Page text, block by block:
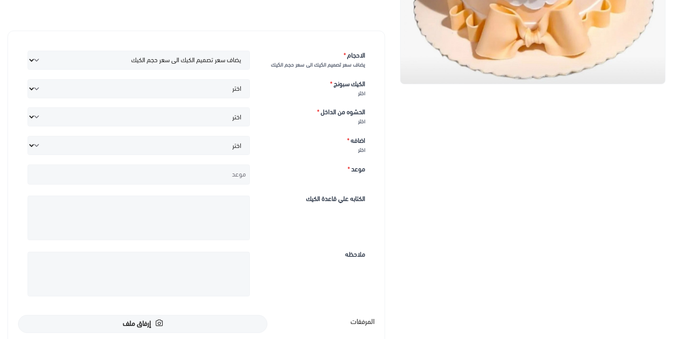
الاحجام*
يضاف سعر تصميم الكيك الى سعر حجم الكيك
الكيك سبونج*
اختر
الحشوه من الداخل*
اختر
اضافه*
اختر
موعد*
الكتابه علي قاعدة الكيك
ملاحظه
المرفقات إرفاق ملف